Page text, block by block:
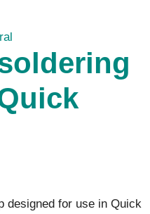
designed for use in Quick